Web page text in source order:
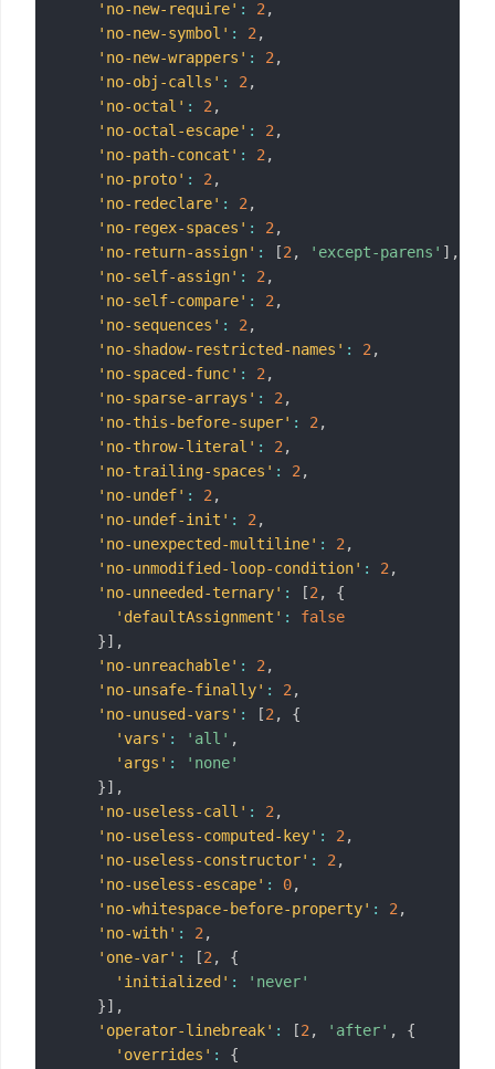
'no-new-require' : 2,
'no-new-symbol' : 2,
'no-new-wrappers' : 2,
'no-obj-calls' : 2,
'no-octal' : 2,
'no-octal-escape' : 2,
'no-path-concat' : 2,
'no-proto' : 2,
'no-redeclare' : 2,
'no-regex-spaces' : 2,
'no-return-assign' : [2, 'except-parens' ] ,
'no-self-assign' : 2,
'no-self-compare' : 2,
'no-sequences' : 2,
'no-shadow-restricted-names' : 2,
'no-spaced-func' : 2,
'no-sparse-arrays' : 2,
'no-this-before-super' : 2,
'no-throw-literal' : 2,
'no-trailing-spaces' : 2,
'no-undef' : 2,
'no-undef-init' : 2,
'no-unexpected-multiline' : 2,
'no-unmodified-loop-condition' : 2,
'no-unneeded-ternary' : [2,
{
'defaultAssignment' :
false
}] ,
'no-unreachable' : 2,
'no-unsafe-finally' : 2,
'no-unused-vars' : [2,
{
'vars' : 'all' ,
'args' :
'none'
}] ,
'no-useless-call' : 2,
'no-useless-computed-key' : 2,
'no-useless-constructor' : 2,
'no-useless-escape' : 0,
'no-whitespace-before-property' : 2,
'no-with' : 2,
'one-var' : [2,
{
'initialized' :
'never'
}] ,
'operator-linebreak' : [2, 'after' ,
{
'overrides' :
{